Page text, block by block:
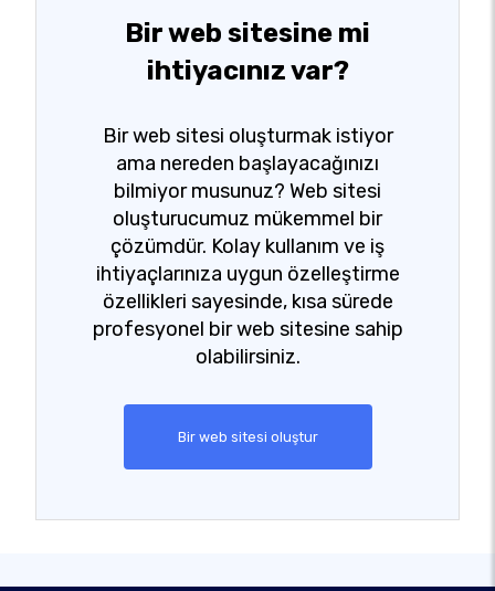
Bir web sitesine mi
ihtiyacınız var?
Bir web sitesi oluşturmak istiyor
ama nereden başlayacağınızı
bilmiyor musunuz? Web sitesi
oluşturucumuz mükemmel bir
çözümdür. Kolay kullanım ve iş
ihtiyaçlarınıza uygun özelleştirme
özellikleri sayesinde, kısa sürede
profesyonel bir web sitesine sahip
olabilirsiniz.
Bir web sitesi oluştur